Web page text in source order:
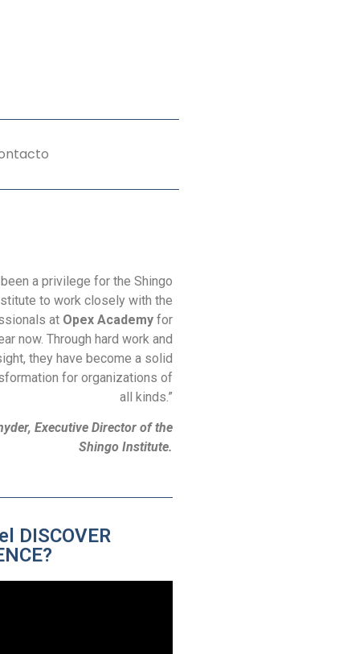
a privilege for the Shingo
to work closely with the
at Opex Academyfor
now. Through hard work and
they have become a solid
for organizations of
all kinds.”
Executive Director of the
Shingo Institute.
DISCOVER